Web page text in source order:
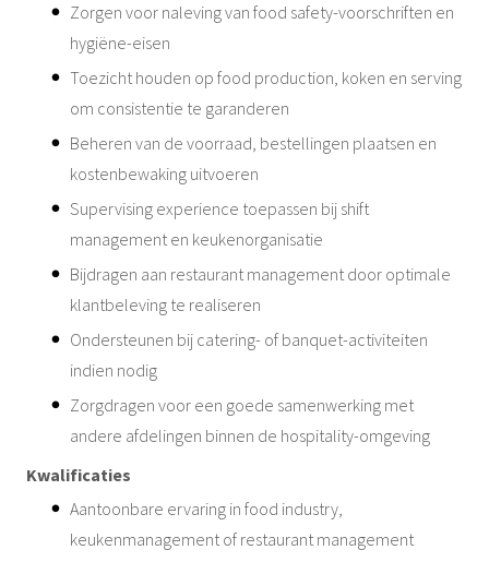
Zorgen voor naleving van food safety-voorschriften en
hygiëne-eisen
Toezicht houden op food production, koken en serving
om consistentie te garanderen
Beheren van de voorraad, bestellingen plaatsen en
kostenbewaking uitvoeren
Supervising experience toepassen bij shift
management en keukenorganisatie
Bijdragen aan restaurant management door optimale
klantbeleving te realiseren
Ondersteunen bij catering- of banquet-activiteiten
indien nodig
Zorgdragen voor een goede samenwerking met
andere afdelingen binnen de hospitality-omgeving
Kwalificaties
Aantoonbare ervaring in food industry,
keukenmanagement of restaurant management